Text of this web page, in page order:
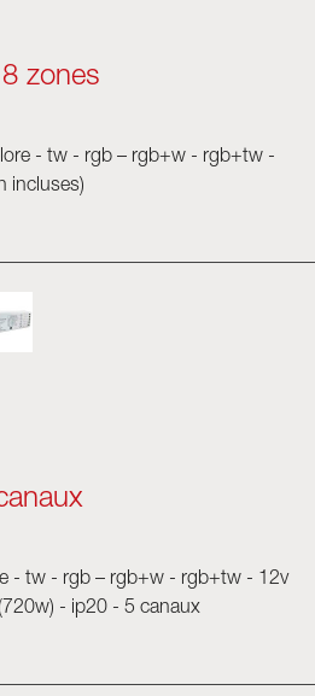
zones
- tw - rgb – rgb+w - rgb+tw -
incluses)
- tw - rgb – rgb+w - rgb+tw - 12v
- ip20 - 5 canaux